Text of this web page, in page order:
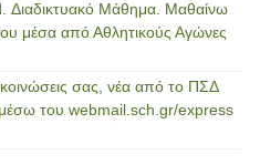
Διαδικτυακό Μάθημα. Μαθαίνω
μέσα από Αθλητικούς Αγώνες
σας, νέα από το ΠΣΔ
μέσω του webmail.sch.gr/express